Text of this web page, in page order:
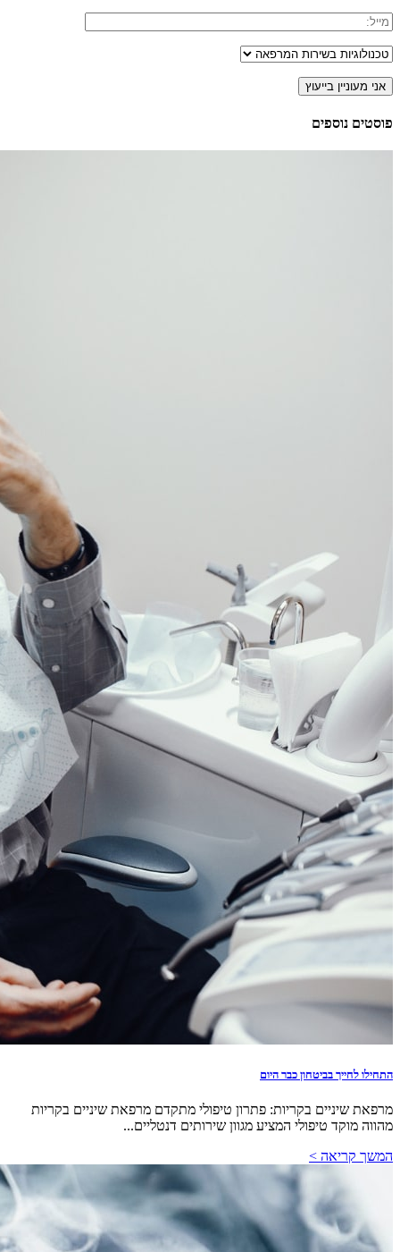
פוסטים נוספים
התחילו לחייך בביטחון כבר היום
מרפאת שיניים בקריות: פתרון טיפולי מתקדם מרפאת שיניים בקריות
מהווה מוקד טיפולי המציע מגוון שירותים דנטליים...
המשך קריאה >